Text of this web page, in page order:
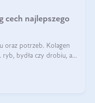
cech najlepszego
oraz potrzeb. Kolagen
ryb, bydła czy drobiu, a